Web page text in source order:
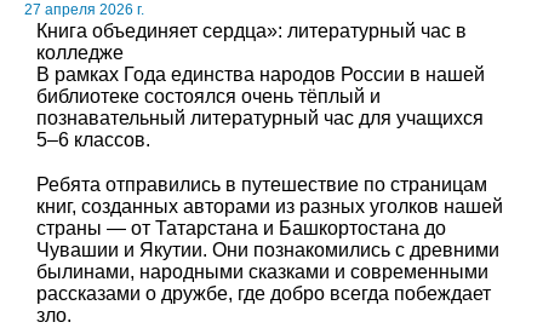
27 апреля 2026 г.
Книга объединяет сердца»: литературный час в
колледже
В рамках Года единства народов России в нашей
библиотеке состоялся очень тёплый и
познавательный литературный час для учащихся
5–6 классов.
Ребята отправились в путешествие по страницам
книг, созданных авторами из разных уголков нашей
страны — от Татарстана и Башкортостана до
Чувашии и Якутии. Они познакомились с древними
былинами, народными сказками и современными
рассказами о дружбе, где добро всегда побеждает
зло.